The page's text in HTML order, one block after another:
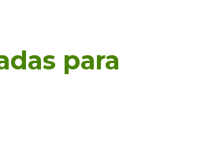
para